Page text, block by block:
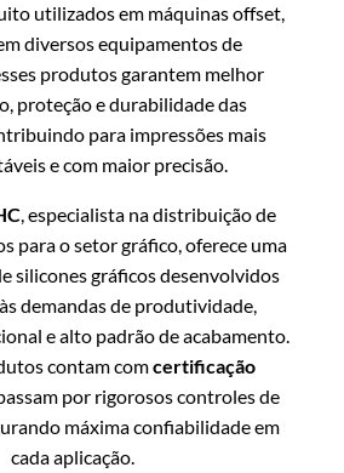
utilizados em máquinas offset,
diversos equipamentos de
produtos garantem melhor
proteção e durabilidade das
para impressões mais
e com maior precisão.
, especialista na distribuição de
para o setor gráfico, oferece uma
silicones gráficos desenvolvidos
demandas de produtividade,
e alto padrão de acabamento.
contam comcertificação
por rigorosos controles de
máxima confiabilidade em
cada aplicação.